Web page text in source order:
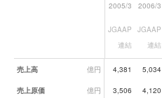
業績データ一覧
2005/3 2006/3
JGAAP
連結
JGAAP
連結
売上高 億円 4,381 5,034
売上原価 億円 3,506 4,120